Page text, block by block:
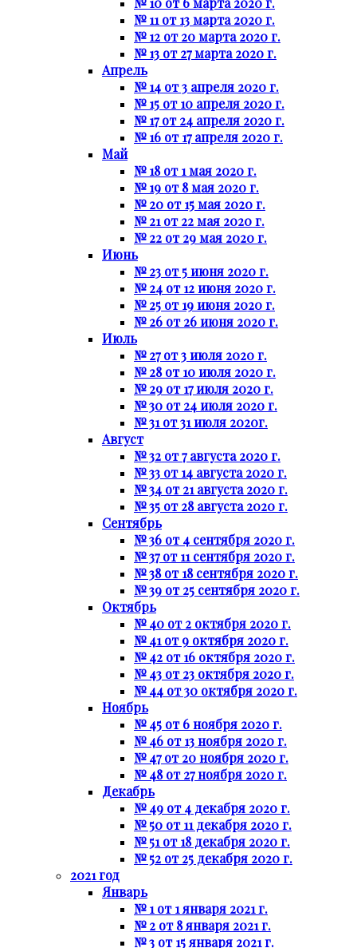
№ 11 от 13 марта 2020 г.
№ 12 от 20 марта 2020 г.
№ 13 от 27 марта 2020 г.
Апрель
№ 14 от 3 апреля 2020 г.
№ 15 от 10 апреля 2020 г.
№ 17 от 24 апреля 2020 г.
№ 16 от 17 апреля 2020 г.
Май
№ 18 от 1 мая 2020 г.
№ 19 от 8 мая 2020 г.
№ 20 от 15 мая 2020 г.
№ 21 от 22 мая 2020 г.
№ 22 от 29 мая 2020 г.
Июнь
№ 23 от 5 июня 2020 г.
№ 24 от 12 июня 2020 г.
№ 25 от 19 июня 2020 г.
№ 26 от 26 июня 2020 г.
Июль
№ 27 от 3 июля 2020 г.
№ 28 от 10 июля 2020 г.
№ 29 от 17 июля 2020 г.
№ 30 от 24 июля 2020 г.
№ 31 от 31 июля 2020г.
Август
№ 32 от 7 августа 2020 г.
№ 33 от 14 августа 2020 г.
№ 34 от 21 августа 2020 г.
№ 35 от 28 августа 2020 г.
Сентябрь
№ 36 от 4 сентября 2020 г.
№ 37 от 11 сентября 2020 г.
№ 38 от 18 сентября 2020 г.
№ 39 от 25 сентября 2020 г.
Октябрь
№ 40 от 2 октября 2020 г.
№ 41 от 9 октября 2020 г.
№ 42 от 16 октября 2020 г.
№ 43 от 23 октября 2020 г.
№ 44 от 30 октября 2020 г.
Ноябрь
№ 45 от 6 ноября 2020 г.
№ 46 от 13 ноября 2020 г.
№ 47 от 20 ноября 2020 г.
№ 48 от 27 ноября 2020 г.
Декабрь
№ 49 от 4 декабря 2020 г.
№ 50 от 11 декабря 2020 г.
№ 51 от 18 декабря 2020 г.
№ 52 от 25 декабря 2020 г.
2021 год
Январь
№ 1 от 1 января 2021 г.
№ 2 от 8 января 2021 г.
№ 3 от 15 января 2021 г.